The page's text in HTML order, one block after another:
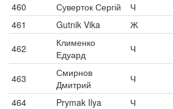
460
Суверток Сергій Ч
461
Gutnik Vika Ж
462
Клименко
Едуард
Ч
463
Смирнов
Дмитрий
Ч
464
Prymak Ilya Ч